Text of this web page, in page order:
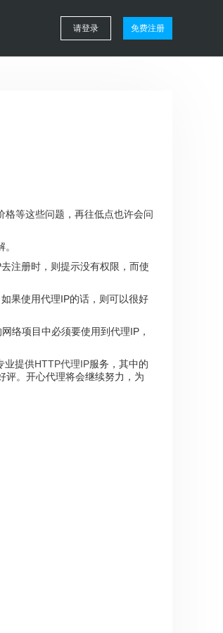
请登录 免费注册
格等这些问题，再往低点也许会问
注册时，则提示没有权限，而使
果使用代理IP的话，则可以很好
络项目中必须要使用到代理IP，
业提供HTTP代理IP服务，其中的
评。开心代理将会继续努力，为